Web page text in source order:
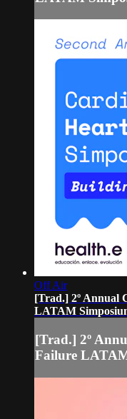
Off Air
[Trad.] 2º Annual
LATAM
[Trad.] 2º
Failure